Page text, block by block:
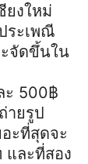
ยงใหม่
ระเพณี
ะจัดขึ้นใน
ะ 500฿
ายรูป
ะที่สุดจะ
และที่สอง